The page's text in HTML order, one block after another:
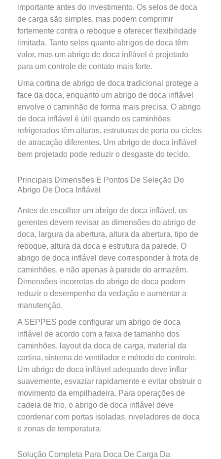
importante antes do investimento. Os selos de doca
de carga são simples, mas podem comprimir
fortemente contra o reboque e oferecer flexibilidade
limitada. Tanto selos quanto abrigos de doca têm
valor, mas um abrigo de doca inflável é projetado
para um controle de contato mais forte.
Uma cortina de abrigo de doca tradicional protege a
face da doca, enquanto um abrigo de doca inflável
envolve o caminhão de forma mais precisa. O abrigo
de doca inflável é útil quando os caminhões
refrigerados têm alturas, estruturas de porta ou ciclos
de atracação diferentes. Um abrigo de doca inflável
bem projetado pode reduzir o desgaste do tecido.
Principais Dimensões E Pontos De Seleção Do
Abrigo De Doca Inflável
Antes de escolher um abrigo de doca inflável, os
gerentes devem revisar as dimensões do abrigo de
doca, largura da abertura, altura da abertura, tipo de
reboque, altura da doca e estrutura da parede. O
abrigo de doca inflável deve corresponder à frota de
caminhões, e não apenas à parede do armazém.
Dimensões incorretas do abrigo de doca podem
reduzir o desempenho da vedação e aumentar a
manutenção.
A SEPPES pode configurar um abrigo de doca
inflável de acordo com a faixa de tamanho dos
caminhões, layout da doca de carga, material da
cortina, sistema de ventilador e método de controle.
Um abrigo de doca inflável adequado deve inflar
suavemente, esvaziar rapidamente e evitar obstruir o
movimento da empilhadeira. Para operações de
cadeia de frio, o abrigo de doca inflável deve
coordenar com portas isoladas, niveladores de doca
e zonas de temperatura.
Solução Completa Para Doca De Carga Da